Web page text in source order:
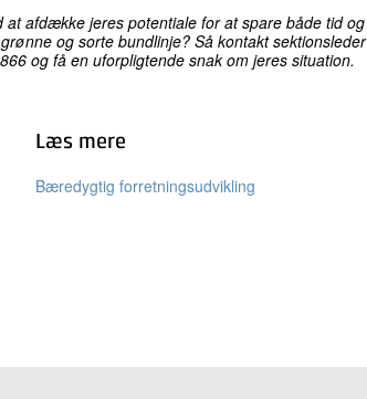
afdække jeres potentiale for at spare både tid og
og sorte bundlinje? Så kontakt sektionsleder
og få en uforpligtende snak om jeres situation.
Læs mere
Bæredygtig forretningsudvikling